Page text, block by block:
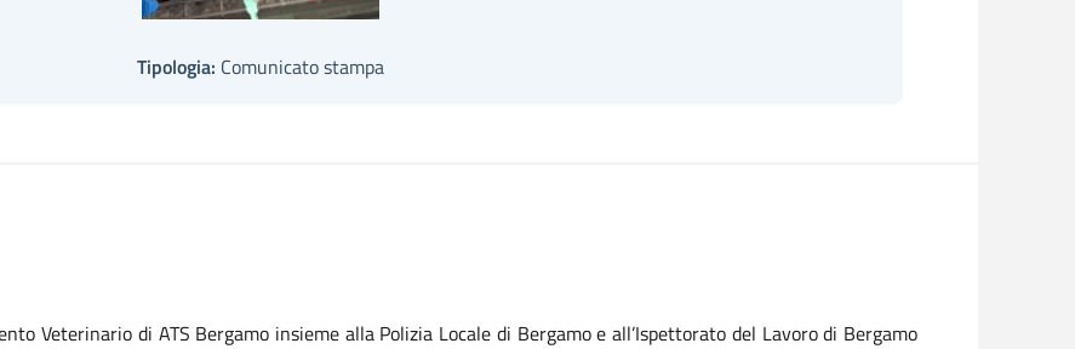
Tipologia: Comunicato stampa
Veterinario di ATS Bergamo insieme alla Polizia Locale di Bergamo e all’Ispettorato del Lavoro di Bergamo